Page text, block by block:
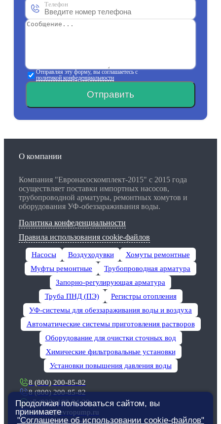
Телефон
Отправляя эту форму, вы соглашаетесь с
политикой конфеденциальности
Отправить
О компании
Компания "Евронасоскомплект-2015" с 2015 года
осуществляет поставки импортных насосов,
трубопроводной арматуры, ремонтных хомутов и
оборудования УФ-обеззараживания воды.
Политика конфеденциальности
Правила использования cookie-файлов
Насосы Воздуходувки
Хомуты ремонтные
Муфты ремонтные
Трубопроводная арматура
Запорно-регулирующая арматура
Труба ПНД (ПЭ)
Регистры отопления
УФ-системы для обеззараживания воды и воздуха
Автоматические системы приготовления растворов
Оборудование для очистки сточных вод
Химические фильтровальные установки
Установки повышения давления воды
8 (800) 200-85-82
8 (800) 200-85-82
+7 (922) 188-34-29
izhevsk@evropump.ru
г. Ижевск, ул. Новоажимова, д. 27
Продолжая пользоваться сайтом, вы
принимаете
"Соглашение об использовании cookie-файлов"